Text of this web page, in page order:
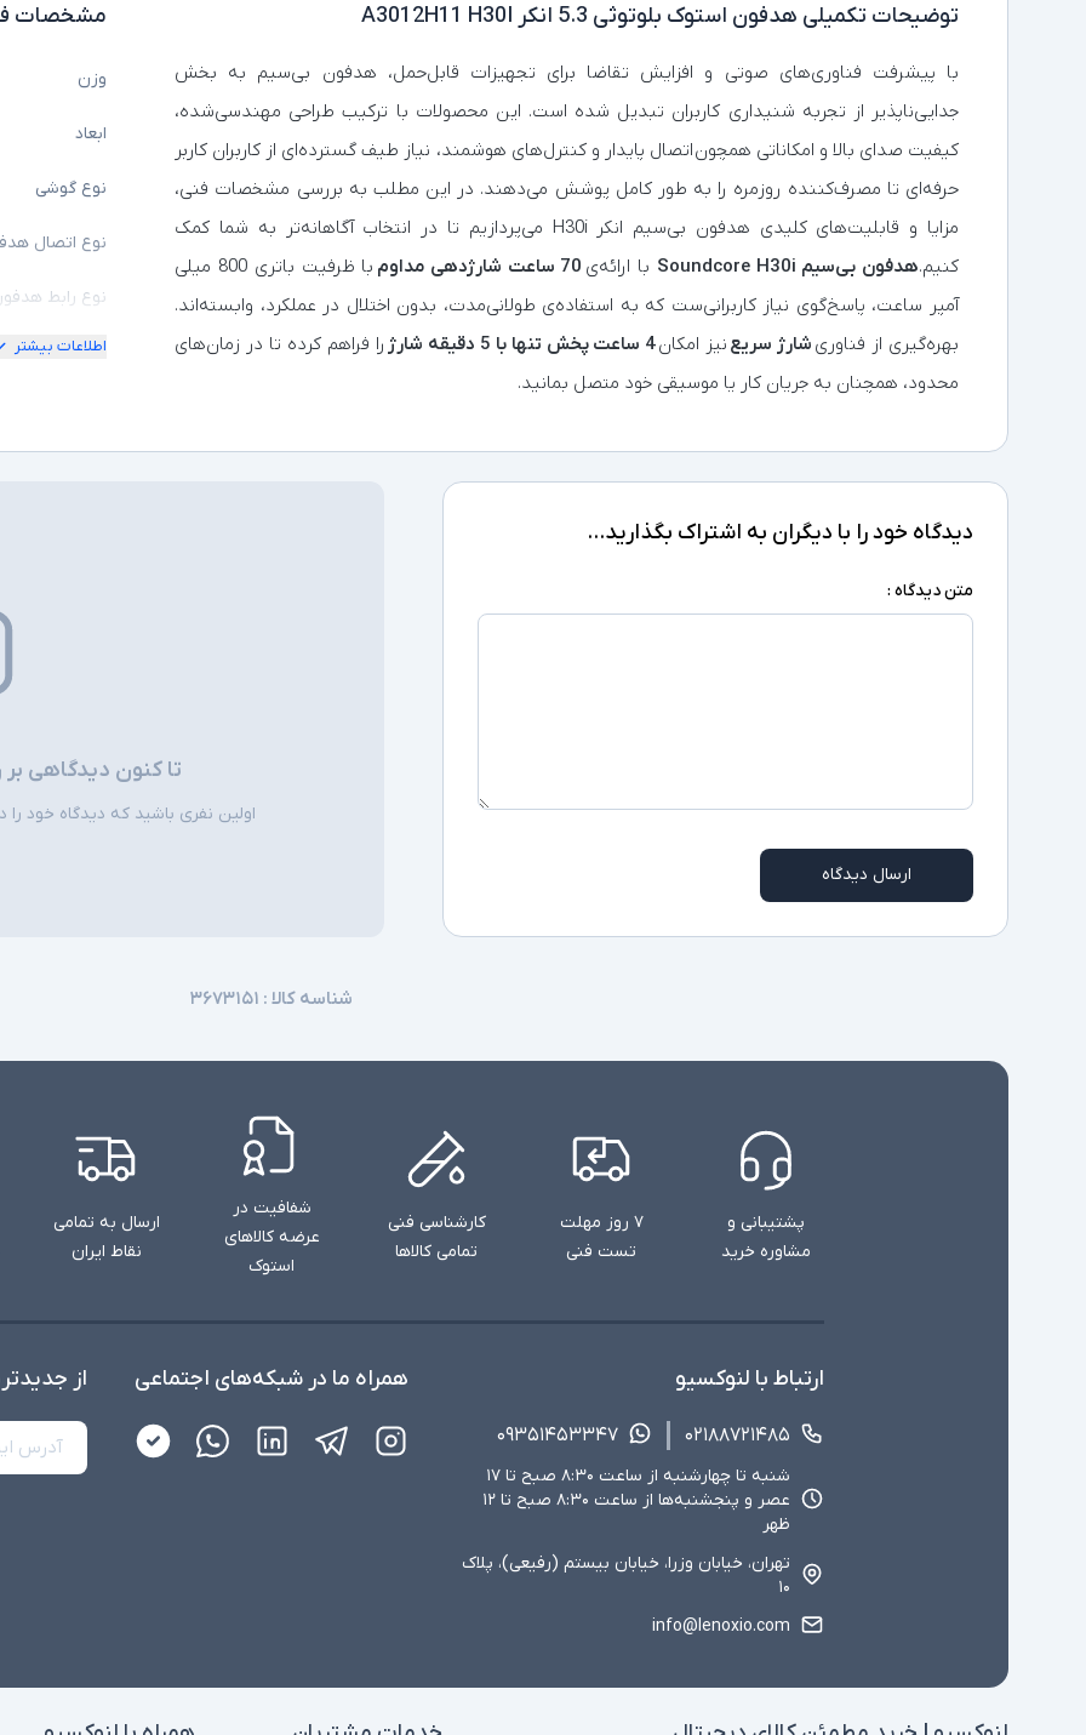
توضیحات تکمیلی هدفون استوک بلوتوثی 5.3 انکر A3012H11 H30I
با پیشرفت فناوری‌های صوتی و افزایش تقاضا برای تجهیزات قابل‌حمل، هدفون‌ بی‌سیم به بخش
جدایی‌ناپذیر از تجربه شنیداری کاربران تبدیل شده‌ است. این محصولات با ترکیب طراحی مهندسی‌شده،
کیفیت صدای بالا و امکاناتی همچون اتصال پایدار و کنترل‌های هوشمند، نیاز طیف گسترده‌ای از کاربران کاربر
حرفه‌ای تا مصرف‌کننده روزمره را به‌ طور کامل پوشش می‌دهند. در این مطلب به بررسی مشخصات فنی،
مزایا و قابلیت‌های کلیدی هدفون‌ بی‌سیم انکر H30i می‌پردازیم تا در انتخاب آگاهانه‌تر به شما کمک
کنیم.هدفون بی‌سیم Soundcore H30i با ارائه‌ی 70 ساعت شارژدهی مداوم
با ظرفیت باتری 800 میلی
آمپر ساعت، پاسخ‌گوی نیاز کاربرانی‌ست که به استفاده‌ی طولانی‌مدت، بدون اختلال در عملکرد، وابسته‌اند.
بهره‌گیری از فناوری شارژ سریع نیز امکان4 ساعت پخش تنها با 5 دقیقه شارژ
را فراهم کرده تا در زمان‌های
محدود، همچنان به جریان کار یا موسیقی خود متصل بمانید.
مشخصات
وزن
ابعاد
نوع گوشی
نوع اتصال
نوع رابط
قابلیت شارژ
اطلاعات بیشتر
دیدگاه خود را با دیگران به اشتراک بگذارید...
متن دیدگاه :
ارسال دیدگاه
تا کنون دیدگاهی
اولین نفری باشید که دیدگاه خود را
شناسه کالا : ۳۶۷۳۱۵۱
پشتیبانی و
مشاوره خرید
۷ روز مهلت
تست فنی
کارشناسی فنی
تمامی کالاها
شفافیت در
عرضه کالاهای
استوک
ارسال به تمامی
نقاط ایران
ارتباط با لنوکسیو
۰۲۱۸۸۷۲۱۴۸۵ ۰۹۳۵۱۴۵۳۳۴۷
شنبه تا چهارشنبه از ساعت ۸:۳۰ صبح تا ۱۷
عصر و پنجشنبه‌ها از ساعت ۸:۳۰ صبح تا ۱۲
ظهر
تهران، خیابان وزرا، خیابان بیستم (رفیعی)، پلاک
۱۰
info@lenoxio.com
همراه ما در شبکه‌های اجتماعی از